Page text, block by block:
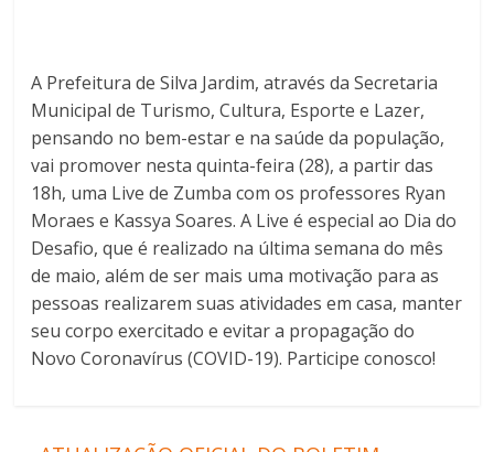
A Prefeitura de Silva Jardim, através da Secretaria
Municipal de Turismo, Cultura, Esporte e Lazer,
pensando no bem-estar e na saúde da população,
vai promover nesta quinta-feira (28), a partir das
18h, uma Live de Zumba com os professores Ryan
Moraes e Kassya Soares. A Live é especial ao Dia do
Desafio, que é realizado na última semana do mês
de maio, além de ser mais uma motivação para as
pessoas realizarem suas atividades em casa, manter
seu corpo exercitado e evitar a propagação do
Novo Coronavírus (COVID-19). Participe conosco!